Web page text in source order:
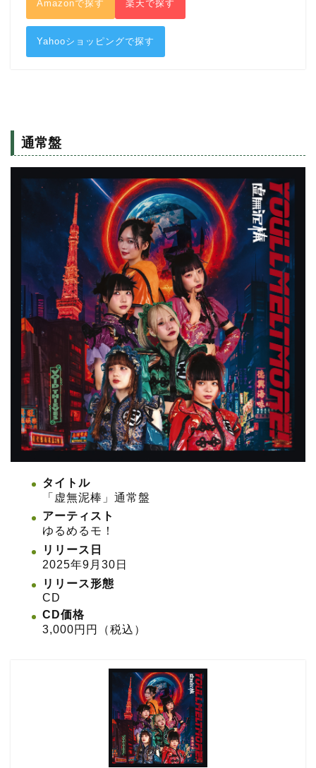
Amazonで探す 楽天で探す
Yahooショッピングで探す
通常盤
タイトル
「虚無泥棒」通常盤
アーティスト
ゆるめるモ！
リリース日
2025年9月30日
リリース形態
CD
CD価格
3,000円円（税込）